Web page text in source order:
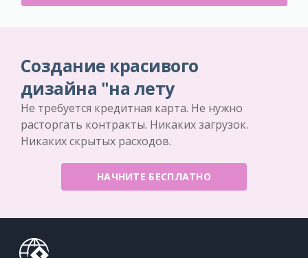
Создание красивого
дизайна "на лету
Не требуется кредитная карта. Не нужно
расторгать контракты. Никаких загрузок.
Никаких скрытых расходов.
НАЧНИТЕ БЕСПЛАТНО